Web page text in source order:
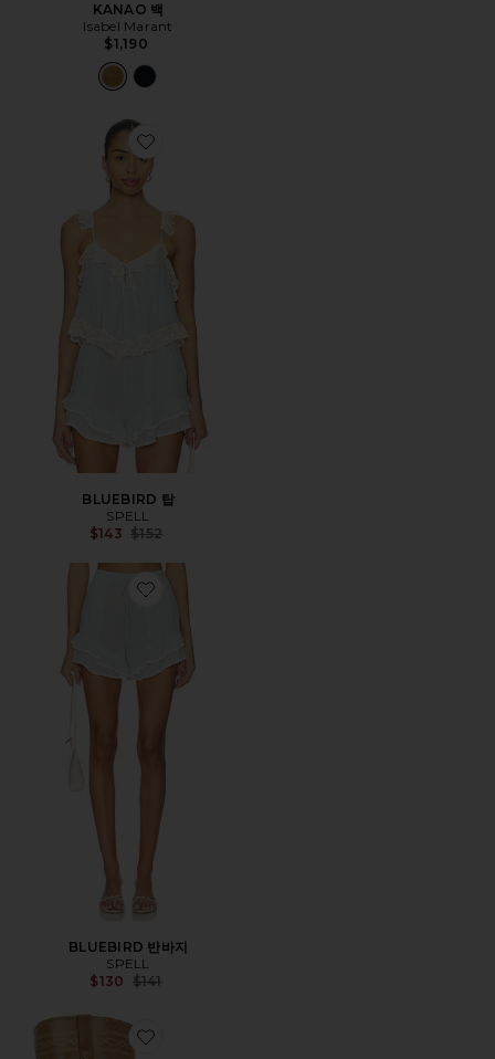
KANAO 백
Isabel Marant
$1,190
Favorite BLUEBIRD 탑
BLUEBIRD 탑
SPELL
$143 Previous price:
$152
Favorite BLUEBIRD 반바지
BLUEBIRD 반바지
SPELL
$130 Previous price:
$141
Favorite ANN GAUCHO WITH WESTERN STITCHING